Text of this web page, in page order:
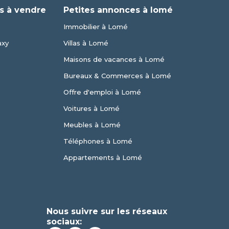
à vendre Petites annonces à lomé
Immobilier à Lomé
Villas à Lomé
Maisons de vacances à Lomé
Bureaux & Commerces à Lomé
Offre d'emploi à Lomé
Voitures à Lomé
Meubles à Lomé
Téléphones à Lomé
Appartements à Lomé
Nous suivre sur les réseaux
sociaux: